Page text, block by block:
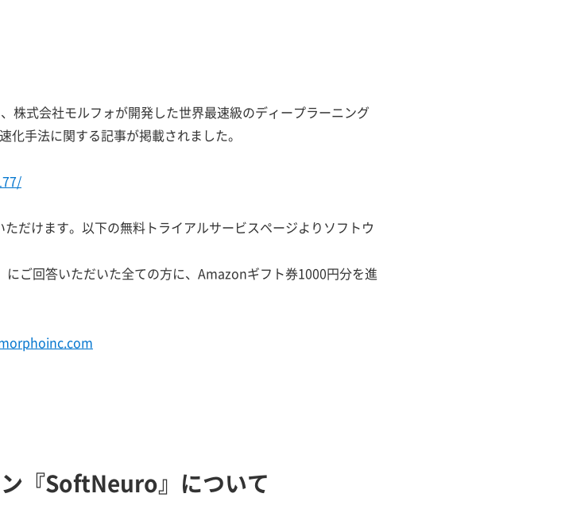
株式会社モルフォが開発した世界最速級のディープラーニング
化手法に関する記事が掲載されました。
だけます。以下の無料トライアルサービスページよりソフトウ
ご回答いただいた全ての方に、Amazonギフト券1000円分を進
『SoftNeuro』について